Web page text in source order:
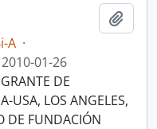
A ·
2010-01-26
DE
USA, LOS ANGELES,
DE FUNDACIÓN